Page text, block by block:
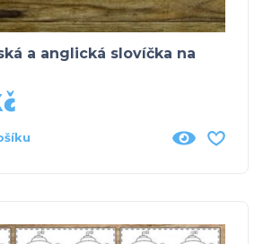
a anglická slovíčka na